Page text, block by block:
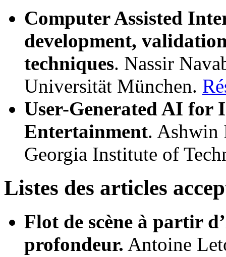
Computer Assisted
development,
techniques. Nassir
Universität München.
User-Generated AI for
Entertainment. Ashwin
Georgia Institute of
Listes des articles
Flot de scène à partir
profondeur. Antoine